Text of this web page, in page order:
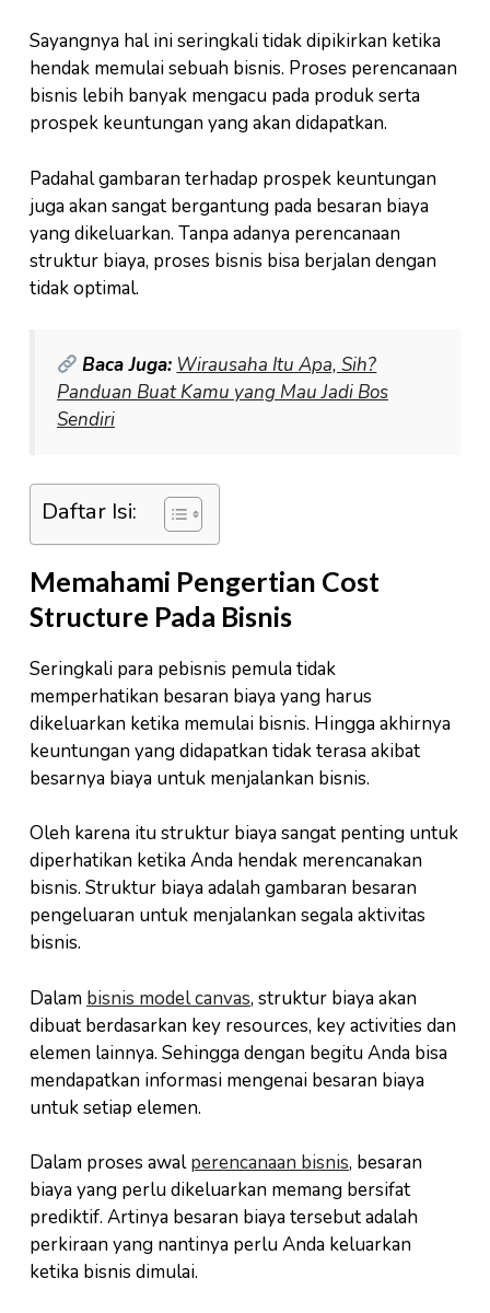
Sayangnya hal ini seringkali tidak dipikirkan ketika
hendak memulai sebuah bisnis. Proses perencanaan
bisnis lebih banyak mengacu pada produk serta
prospek keuntungan yang akan didapatkan.
Padahal gambaran terhadap prospek keuntungan
juga akan sangat bergantung pada besaran biaya
yang dikeluarkan. Tanpa adanya perencanaan
struktur biaya, proses bisnis bisa berjalan dengan
tidak optimal.
Baca Juga: Wirausaha Itu Apa, Sih?
Panduan Buat Kamu yang Mau Jadi Bos
Sendiri
Daftar Isi:
Memahami Pengertian Cost
Structure Pada Bisnis
Seringkali para pebisnis pemula tidak
memperhatikan besaran biaya yang harus
dikeluarkan ketika memulai bisnis. Hingga akhirnya
keuntungan yang didapatkan tidak terasa akibat
besarnya biaya untuk menjalankan bisnis.
Oleh karena itu struktur biaya sangat penting untuk
diperhatikan ketika Anda hendak merencanakan
bisnis. Struktur biaya adalah gambaran besaran
pengeluaran untuk menjalankan segala aktivitas
bisnis.
Dalam bisnis model canvas, struktur biaya akan
dibuat berdasarkan key resources, key activities dan
elemen lainnya. Sehingga dengan begitu Anda bisa
mendapatkan informasi mengenai besaran biaya
untuk setiap elemen.
Dalam proses awalperencanaan bisnis, besaran
biaya yang perlu dikeluarkan memang bersifat
prediktif. Artinya besaran biaya tersebut adalah
perkiraan yang nantinya perlu Anda keluarkan
ketika bisnis dimulai.